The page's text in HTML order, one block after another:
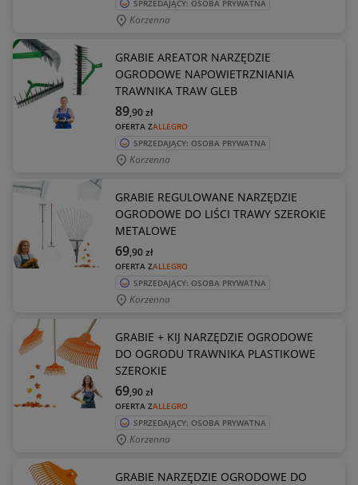
SPRZEDAJĄCY: OSOBA PRYWATNA
Korzenna
GRABIE AREATOR NARZĘDZIE
OGRODOWE NAPOWIETRZNIANIA
TRAWNIKA TRAW GLEB
OFERTA ZALLEGRO
89,90zł
SPRZEDAJĄCY: OSOBA PRYWATNA
Korzenna
GRABIE REGULOWANE NARZĘDZIE
OGRODOWE DO LIŚCI TRAWY SZEROKIE
METALOWE
OFERTA ZALLEGRO
69,90zł
SPRZEDAJĄCY: OSOBA PRYWATNA
Korzenna
GRABIE + KIJ NARZĘDZIE OGRODOWE
DO OGRODU TRAWNIKA PLASTIKOWE
SZEROKIE
OFERTA ZALLEGRO
69,90zł
SPRZEDAJĄCY: OSOBA PRYWATNA
Korzenna
GRABIE NARZĘDZIE OGRODOWE DO